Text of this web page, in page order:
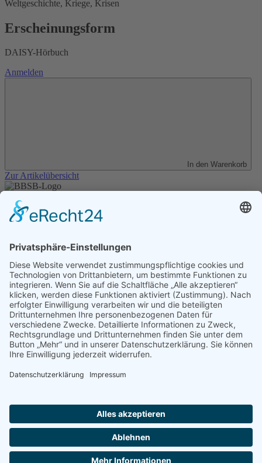
Weltgeschichte, Kriege, Krisen
Erscheinungsform
DAISY-Hörbuch
Anmelden
In den Warenkorb
Zur Artikelübersicht
Unser Angebot
Shop
Datenschutz
Kontakt
Transparenzerklärung
BBSB-Inform: täglich aktualisierte Infos
für sehbehinderte und blinde Menschen
Anmeldung Newsletter BBSB-Inform
Unser Newsletter für Unterstützer